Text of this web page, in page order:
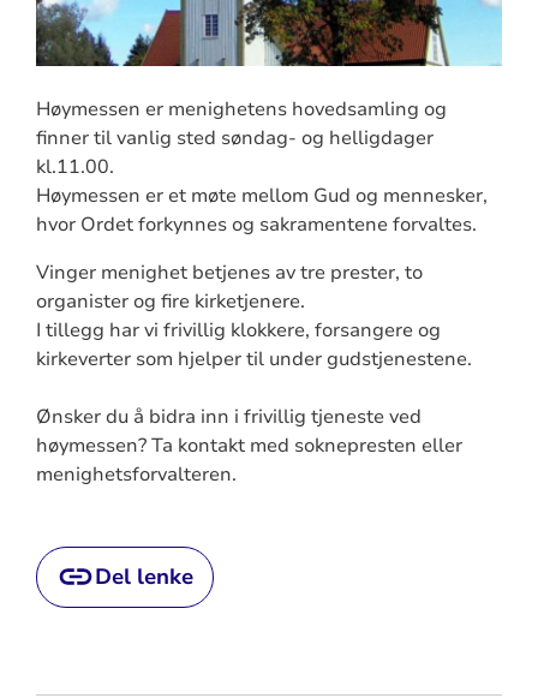
Høymessen er menighetens hovedsamling og
finner til vanlig sted søndag- og helligdager
kl.11.00.
Høymessen er et møte mellom Gud og mennesker,
hvor Ordet forkynnes og sakramentene forvaltes.
Vinger menighet betjenes av tre prester, to
organister og fire kirketjenere.
I tillegg har vi frivillig klokkere, forsangere og
kirkeverter som hjelper til under gudstjenestene.
Ønsker du å bidra inn i frivillig tjeneste ved
høymessen? Ta kontakt med soknepresten eller
menighetsforvalteren.
Del lenke